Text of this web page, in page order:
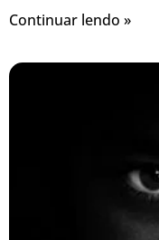
Continuar lendo »